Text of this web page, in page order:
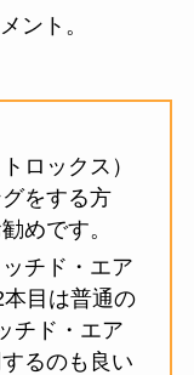
ント。
トロックス）
をする方
めです。
チド・エア
目は普通の
チド・エア
るのも良い